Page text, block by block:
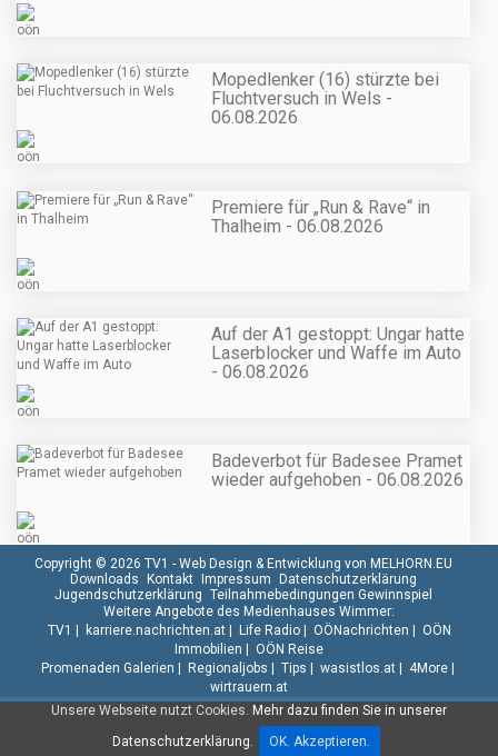
Mopedlenker (16) stürzte bei
Fluchtversuch in Wels -
06.08.2026
Premiere für „Run & Rave“ in
Thalheim - 06.08.2026
Auf der A1 gestoppt: Ungar hatte
Laserblocker und Waffe im Auto
- 06.08.2026
Badeverbot für Badesee Pramet
wieder aufgehoben - 06.08.2026
Unsere Webseite nutzt Cookies. Mehr dazu finden Sie in unserer
Datenschutzerklärung.
OK. Akzeptieren.
Copyright © 2026 TV1 - Web Design & Entwicklung von MELHORN.EU
Downloads
Kontakt Impressum
Datenschutzerklärung
Jugendschutzerklärung Teilnahmebedingungen Gewinnspiel
Weitere Angebote des Medienhauses Wimmer:
TV1
karriere.nachrichten.at| Life Radio| OÖNachrichten
OÖN
Immobilien
OÖN Reise
Promenaden Galerien
Regionaljobs Tips wasistlos.at| 4More|
wirtrauern.at